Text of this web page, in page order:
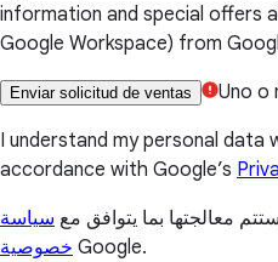
information and special offers
Google Workspace) from
Enviar solicitud de ventas
Uno o
I understand my personal data
accordance with Google’s
معالجتها بما يتوافق مع سياسة
خصوصية Google.